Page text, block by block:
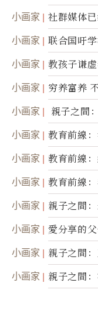
小画家 社群媒体
小画家 联合国吁
小画家 教孩子谦
小画家 穷养富养
小画家 親子之間
小画家 教育前線
小画家 教育前線
小画家 教育前線
小画家 親子之間
小画家 愛分享的
小画家 親子之間
小画家 親子之間